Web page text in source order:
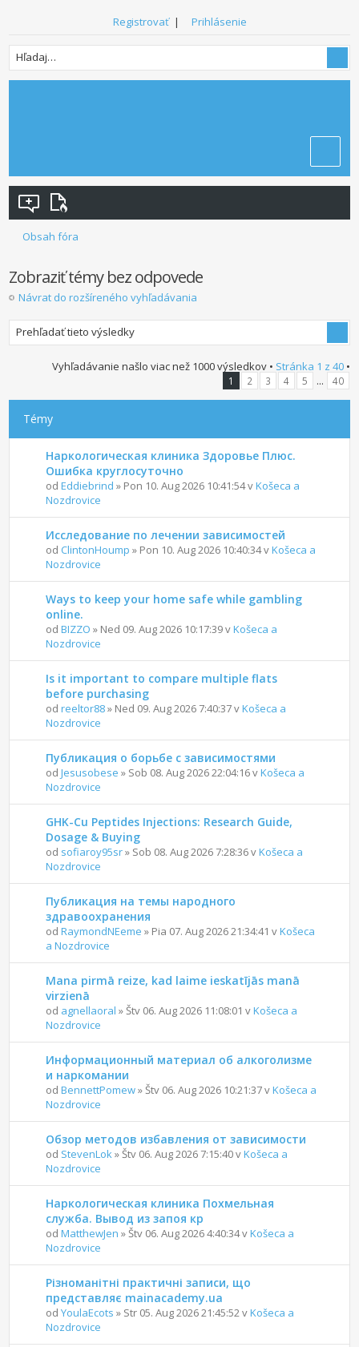
Registrovať| Prihlásenie
Obsah fóra
Zobraziť témy bez odpovede
Návrat do rozšíreného vyhľadávania
Vyhľadávanie našlo viac než 1000 výsledkov • Stránka 1 z 40•
1 2 3 4 5 ... 40
Témy
Наркологическая клиника Здоровье Плюс.
Ошибка круглосуточно
odEddiebrind » Pon 10. Aug 2026 10:41:54 vKošeca a
Nozdrovice
Исследование по лечении зависимостей
od ClintonHoump » Pon 10. Aug 2026 10:40:34 vKošeca a
Nozdrovice
Ways to keep your home safe while gambling
online.
odBIZZO » Ned 09. Aug 2026 10:17:39 vKošeca a
Nozdrovice
Is it important to compare multiple flats
before purchasing
odreeltor88» Ned 09. Aug 2026 7:40:37 vKošeca a
Nozdrovice
Публикация о борьбе с зависимостями
odJesusobese » Sob 08. Aug 2026 22:04:16 vKošeca a
Nozdrovice
GHK-Cu Peptides Injections: Research Guide,
Dosage & Buying
od sofiaroy95sr» Sob 08. Aug 2026 7:28:36 vKošeca a
Nozdrovice
Публикация на темы народного
здравоохранения
odRaymondNEeme » Pia 07. Aug 2026 21:34:41 vKošeca
a Nozdrovice
Mana pirmā reize, kad laime ieskatījās manā
virzienā
od agnellaoral » Štv 06. Aug 2026 11:08:01 vKošeca a
Nozdrovice
Информационный материал об алкоголизме
и наркомании
odBennettPomew» Štv 06. Aug 2026 10:21:37 vKošeca a
Nozdrovice
Обзор методов избавления от зависимости
od StevenLok » Štv 06. Aug 2026 7:15:40 vKošeca a
Nozdrovice
Наркологическая клиника Похмельная
служба. Вывод из запоя кр
odMatthewJen » Štv 06. Aug 2026 4:40:34 vKošeca a
Nozdrovice
Різноманітні практичні записи, що
представляє mainacademy.ua
odYoulaEcots » Str 05. Aug 2026 21:45:52 vKošeca a
Nozdrovice